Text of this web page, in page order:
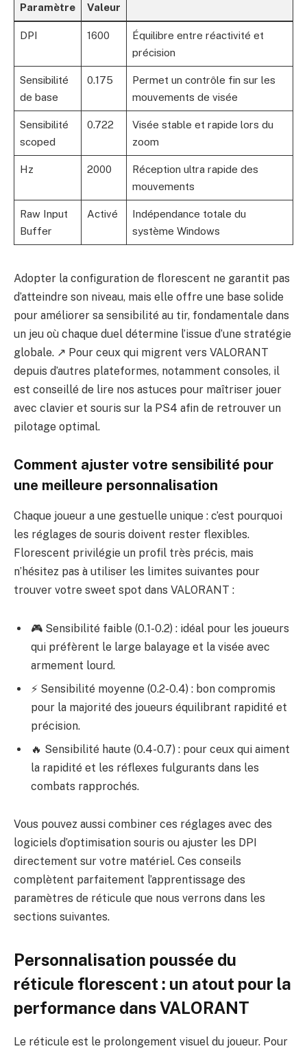
Paramètre
Valeur
DPI 1600
Équilibre entre réactivité et
précision
Sensibilité
de base
0.175
Permet un contrôle fin sur les
mouvements de visée
Sensibilité
scoped
0.722
Visée stable et rapide lors du
zoom
Hz 2000
Réception ultra rapide des
mouvements
Raw Input
Buffer
Activé
Indépendance totale du
système Windows
Adopter la configuration de florescent ne garantit pas
d’atteindre son niveau, mais elle offre une base solide
pour améliorer sa sensibilité au tir, fondamentale dans
un jeu où chaque duel détermine l’issue d’une stratégie
globale. ↗️ Pour ceux qui migrent vers VALORANT
depuis d’autres plateformes, notamment consoles, il
est conseillé de lire nos astuces pour maîtriser jouer
avec clavier et souris sur la PS4 afin de retrouver un
pilotage optimal.
Comment ajuster votre sensibilité pour
une meilleure personnalisation
Chaque joueur a une gestuelle unique : c’est pourquoi
les réglages de souris doivent rester flexibles.
Florescent privilégie un profil très précis, mais
n’hésitez pas à utiliser les limites suivantes pour
trouver votre sweet spot dans VALORANT :
🎮 Sensibilité faible (0.1-0.2) : idéal pour les joueurs
qui préfèrent le large balayage et la visée avec
armement lourd.
⚡ Sensibilité moyenne (0.2-0.4) : bon compromis
pour la majorité des joueurs équilibrant rapidité et
précision.
🔥 Sensibilité haute (0.4-0.7) : pour ceux qui aiment
la rapidité et les réflexes fulgurants dans les
combats rapprochés.
Vous pouvez aussi combiner ces réglages avec des
logiciels d’optimisation souris ou ajuster les DPI
directement sur votre matériel. Ces conseils
complètent parfaitement l’apprentissage des
paramètres de réticule que nous verrons dans les
sections suivantes.
Personnalisation poussée du
réticule florescent : un atout pour la
performance dans VALORANT
Le réticule est le prolongement visuel du joueur. Pour